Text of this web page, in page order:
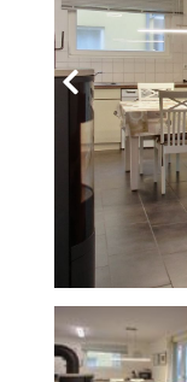
‹